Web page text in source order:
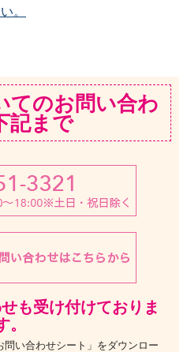
。
てのお問い合わ
記まで
も受け付けておりま
。
い合わせシート」をダウンロー